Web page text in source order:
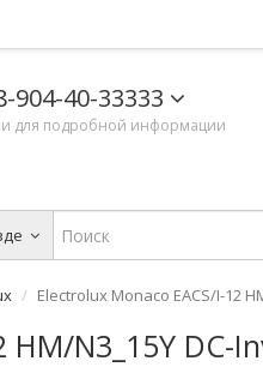
904-40-33333
для подробной информации
Electrolux Monaco EACS/I-12
HM/N3_15Y DC-